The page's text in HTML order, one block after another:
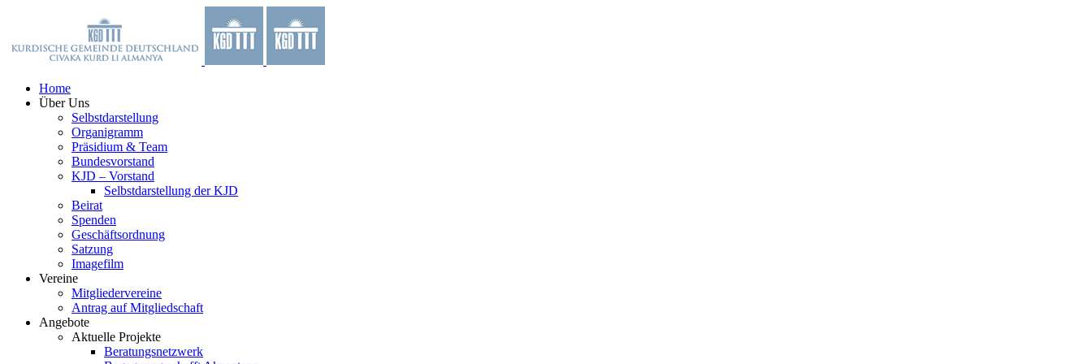
springen
Home
Über Uns
Selbstdarstellung
Organigramm
Präsidium & Team
Bundesvorstand
KJD – Vorstand
Selbstdarstellung der KJD
Beirat
Spenden
Geschäftsordnung
Satzung
Imagefilm
Vereine
Mitgliedervereine
Antrag auf Mitgliedschaft
Angebote
Aktuelle Projekte
Beratungsnetzwerk